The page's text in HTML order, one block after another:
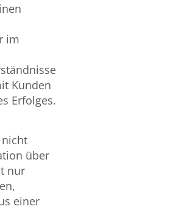
im
Kunden
Erfolges.
über
nur
einer